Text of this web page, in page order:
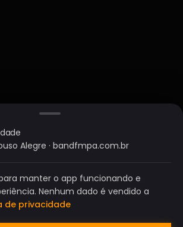
Alegre · bandfmpa.com.br
manter o app funcionando e
Nenhum dado é vendido a
de privacidade